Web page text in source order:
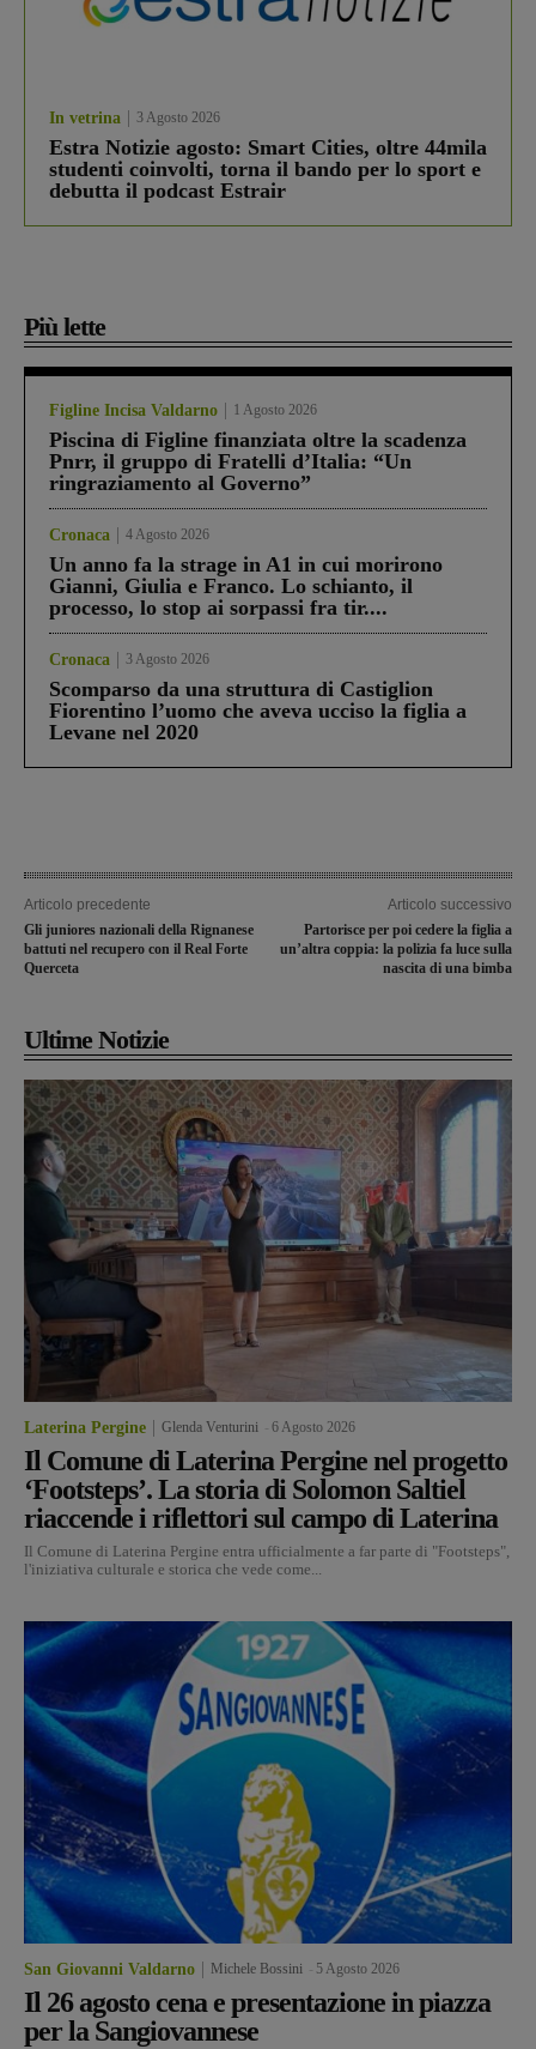
In vetrina 3 Agosto 2026
Estra Notizie agosto: Smart Cities, oltre 44mila
studenti coinvolti, torna il bando per lo sport e
debutta il podcast Estrair
Più lette
Figline Incisa Valdarno 1 Agosto 2026
Piscina di Figline finanziata oltre la scadenza
Pnrr, il gruppo di Fratelli d’Italia: “Un
ringraziamento al Governo”
Cronaca 4 Agosto 2026
Un anno fa la strage in A1 in cui morirono
Gianni, Giulia e Franco. Lo schianto, il
processo, lo stop ai sorpassi fra tir....
Cronaca 3 Agosto 2026
Scomparso da una struttura di Castiglion
Fiorentino l’uomo che aveva ucciso la figlia a
Levane nel 2020
Articolo precedente
Gli juniores nazionali della Rignanese
battuti nel recupero con il Real Forte
Querceta
Articolo successivo
Partorisce per poi cedere la figlia a
un’altra coppia: la polizia fa luce sulla
nascita di una bimba
Ultime Notizie
Laterina Pergine Glenda Venturini 6 Agosto 2026
Il Comune di Laterina Pergine nel progetto
‘Footsteps’. La storia di Solomon Saltiel
riaccende i riflettori sul campo di Laterina
Il Comune di Laterina Pergine entra ufficialmente a far parte di "Footsteps",
l'iniziativa culturale e storica che vede come...
San Giovanni Valdarno Michele Bossini 5 Agosto 2026
Il 26 agosto cena e presentazione in piazza
per la Sangiovannese